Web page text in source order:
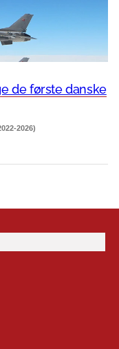
de første danske
2026)